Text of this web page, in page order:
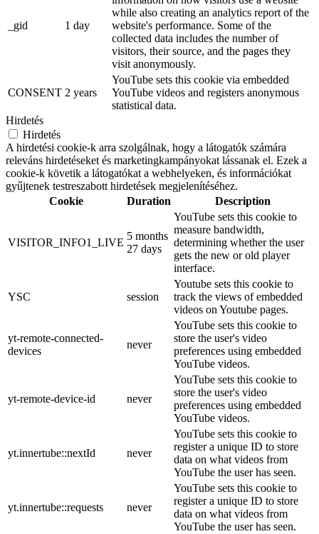
_gid 1 day
while also creating an analytics report of the
website's performance. Some of the
collected data includes the number of
visitors, their source, and the pages they
visit anonymously.
CONSENT 2 years
YouTube sets this cookie via embedded
YouTube videos and registers anonymous
statistical data.
Hirdetés
Hirdetés
A hirdetési cookie-k arra szolgálnak, hogy a látogatók számára
releváns hirdetéseket és marketingkampányokat lássanak el. Ezek a
cookie-k követik a látogatókat a webhelyeken, és információkat
gyűjtenek testreszabott hirdetések megjelenítéséhez.
Cookie
Duration Description
VISITOR_INFO1_LIVE
5 months
27 days
YouTube sets this cookie to
measure bandwidth,
determining whether the user
gets the new or old player
interface.
YSC session
Youtube sets this cookie to
track the views of embedded
videos on Youtube pages.
yt-remote-connected-
devices
never
YouTube sets this cookie to
store the user's video
preferences using embedded
YouTube videos.
yt-remote-device-id never
YouTube sets this cookie to
store the user's video
preferences using embedded
YouTube videos.
yt.innertube::nextId never
YouTube sets this cookie to
register a unique ID to store
data on what videos from
YouTube the user has seen.
yt.innertube::requests never
YouTube sets this cookie to
register a unique ID to store
data on what videos from
YouTube the user has seen.